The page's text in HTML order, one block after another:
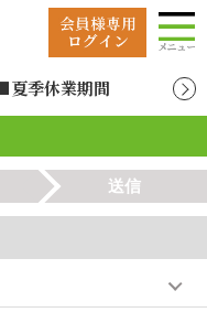
夏季休業期間
年8月12日（水）
水）
送信